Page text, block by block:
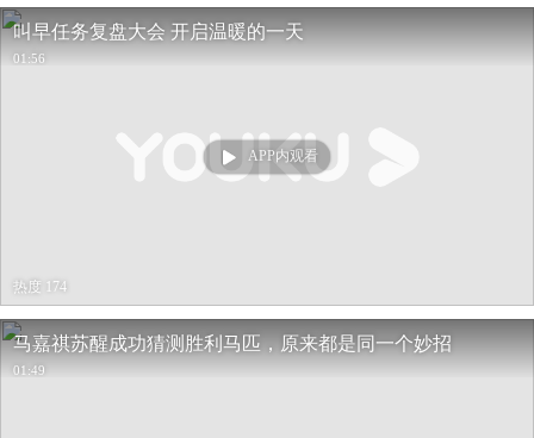
叫早任务复盘大会 开启温暖的一天
01:56
APP内观看
热度 174
马嘉祺苏醒成功猜测胜利马匹，原来都是同一个妙招
01:49